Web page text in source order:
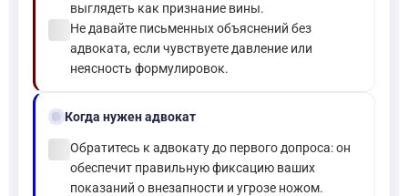
выглядеть как признание вины.
Не давайте письменных объяснений без
адвоката, если чувствуете давление или
неясность формулировок.
gavelКогда нужен адвокат
Обратитесь к адвокату до первого допроса: он
обеспечит правильную фиксацию ваших
показаний о внезапности и угрозе ножом.